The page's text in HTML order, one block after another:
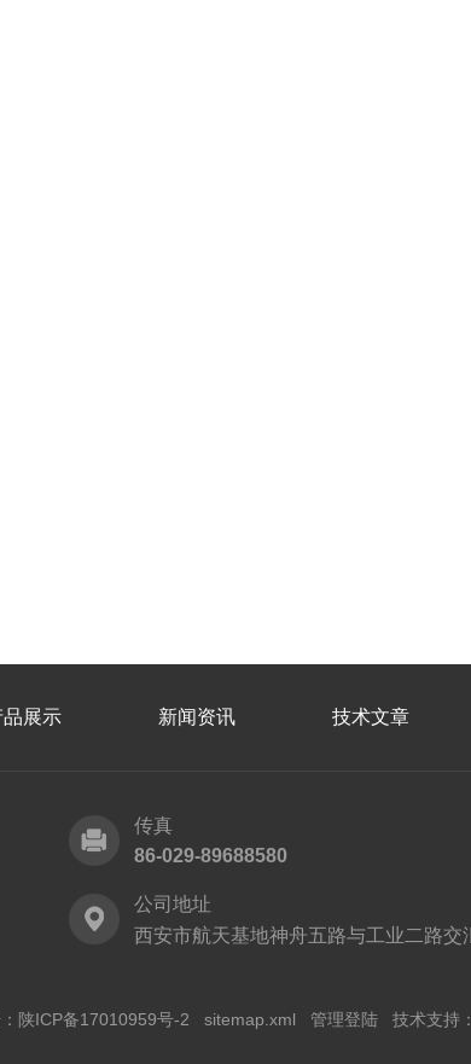
品展示 新闻资讯 技术文章
传真
86-029-89688580
公司地址
陕ICP备17010959号-2 sitemap.xml 管理登陆 技术支持：